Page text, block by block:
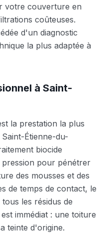
votre couverture en
coûteuses.
d'un diagnostic
la plus adaptée à
à Saint-
la prestation la plus
Saint-Étienne-du-
biocide
pression pour pénétrer
des mousses et des
de temps de contact, le
les résidus de
immédiat : une toiture
teinte d'origine.